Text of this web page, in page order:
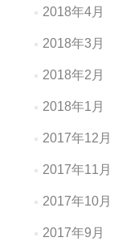
2018年4月
2018年3月
2018年2月
2018年1月
2017年12月
2017年11月
2017年10月
2017年9月